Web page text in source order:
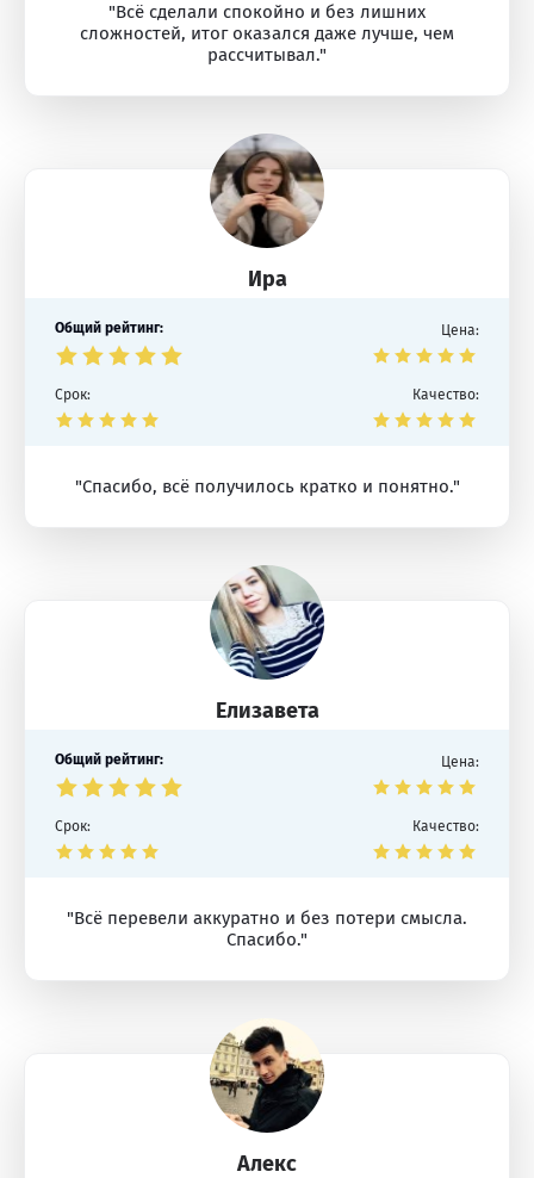
"Всё сделали спокойно и без лишних
сложностей, итог оказался даже лучше, чем
рассчитывал."
Ира
Общий рейтинг: Цена:
Срок: Качество:
"Спасибо, всё получилось кратко и понятно."
Елизавета
Общий рейтинг: Цена:
Срок: Качество:
"Всё перевели аккуратно и без потери смысла.
Спасибо."
Алекс